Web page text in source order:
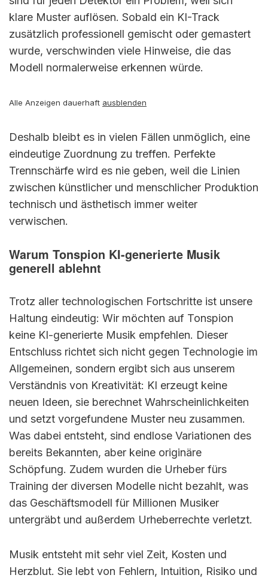
klare Muster auflösen. Sobald ein KI-Track
zusätzlich professionell gemischt oder gemastert
wurde, verschwinden viele Hinweise, die das
Modell normalerweise erkennen würde.
Alle Anzeigen dauerhaft ausblenden
Deshalb bleibt es in vielen Fällen unmöglich, eine
eindeutige Zuordnung zu treffen. Perfekte
Trennschärfe wird es nie geben, weil die Linien
zwischen künstlicher und menschlicher Produktion
technisch und ästhetisch immer weiter
verwischen.
Warum Tonspion KI-generierte Musik
generell ablehnt
Trotz aller technologischen Fortschritte ist unsere
Haltung eindeutig: Wir möchten auf Tonspion
keine KI-generierte Musik empfehlen. Dieser
Entschluss richtet sich nicht gegen Technologie im
Allgemeinen, sondern ergibt sich aus unserem
Verständnis von Kreativität: KI erzeugt keine
neuen Ideen, sie berechnet Wahrscheinlichkeiten
und setzt vorgefundene Muster neu zusammen.
Was dabei entsteht, sind endlose Variationen des
bereits Bekannten, aber keine originäre
Schöpfung. Zudem wurden die Urheber fürs
Training der diversen Modelle nicht bezahlt, was
das Geschäftsmodell für Millionen Musiker
untergräbt und außerdem Urheberrechte verletzt.
Musik entsteht mit sehr viel Zeit, Kosten und
Herzblut. Sie lebt von Fehlern, Intuition, Risiko und